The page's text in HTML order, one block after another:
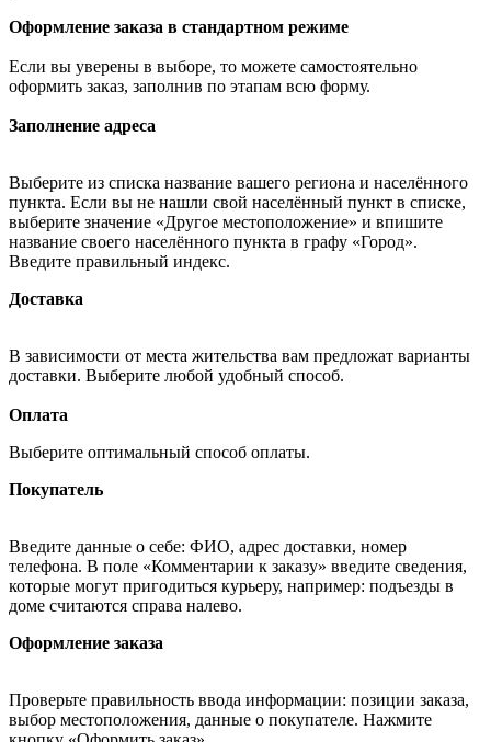
Оформление заказа в стандартном режиме
Если вы уверены в выборе, то можете самостоятельно
оформить заказ, заполнив по этапам всю форму.
Заполнение адреса
Выберите из списка название вашего региона и населённого
пункта. Если вы не нашли свой населённый пункт в списке,
выберите значение «Другое местоположение» и впишите
название своего населённого пункта в графу «Город».
Введите правильный индекс.
Доставка
В зависимости от места жительства вам предложат варианты
доставки. Выберите любой удобный способ.
Оплата
Выберите оптимальный способ оплаты.
Покупатель
Введите данные о себе: ФИО, адрес доставки, номер
телефона. В поле «Комментарии к заказу» введите сведения,
которые могут пригодиться курьеру, например: подъезды в
доме считаются справа налево.
Оформление заказа
Проверьте правильность ввода информации: позиции заказа,
выбор местоположения, данные о покупателе. Нажмите